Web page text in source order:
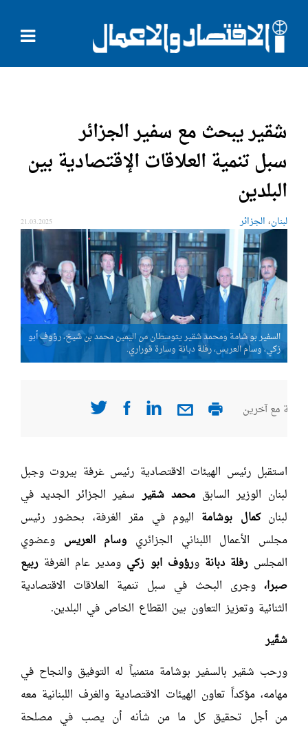
شقير يبحث مع سفير الجزائر
سبل تنمية العلاقات الإقتصادية بين
البلدين
لبنان، الجزائر 21.03.2025
السفير بو شامة ومحمد شقير يتوسطان من اليمين محمد بن شيخ، رؤوف أبو
زكي، وسام العريس، رفلة دبانة وسارة قوراري.
مع آخرين
استقبل رئيس الهيئات الاقتصادية رئيس غرفة بيروت وجبل
لبنان الوزير السابقمحمد شقيرسفير الجزائر الجديد في
لبنانكمال بوشامة اليوم في مقر الغرفة، بحضور رئيس
مجلس الأعمال اللبناني الجزائري وسام العريس وعضوي
المجلسرفلة دبانة ورؤوف ابو زكي ومدير عام الغرفة ربيع
صبرا، وجرى البحث في سبل تنمية العلاقات الاقتصادية
الثنائية وتعزيز التعاون بين القطاع الخاص في البلدين.
شقّير
ورحب شقير بالسفير بوشامة متمنياً له التوفيق والنجاح في
مهامه، مؤكداً تعاون الهيئات الاقتصادية والغرف اللبنانية معه
من أجل تحقيق كل ما من شأنه أن يصب في مصلحة